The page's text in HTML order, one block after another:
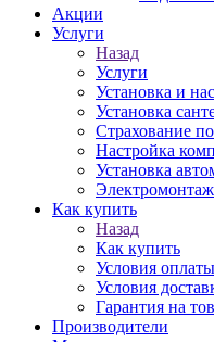
Акции
Услуги
Назад
Услуги
Установка и
Установка
Страхование
Настройка
Установка
Как купить
Назад
Как купить
Условия оплаты
Условия
Гарантия на
Производители